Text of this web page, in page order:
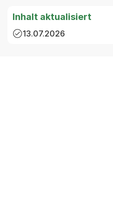
Inhalt aktualisiert
13.07.2026